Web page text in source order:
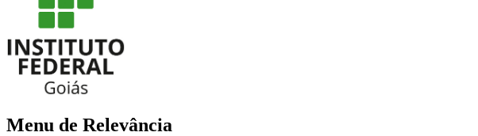
Menu de Relevância